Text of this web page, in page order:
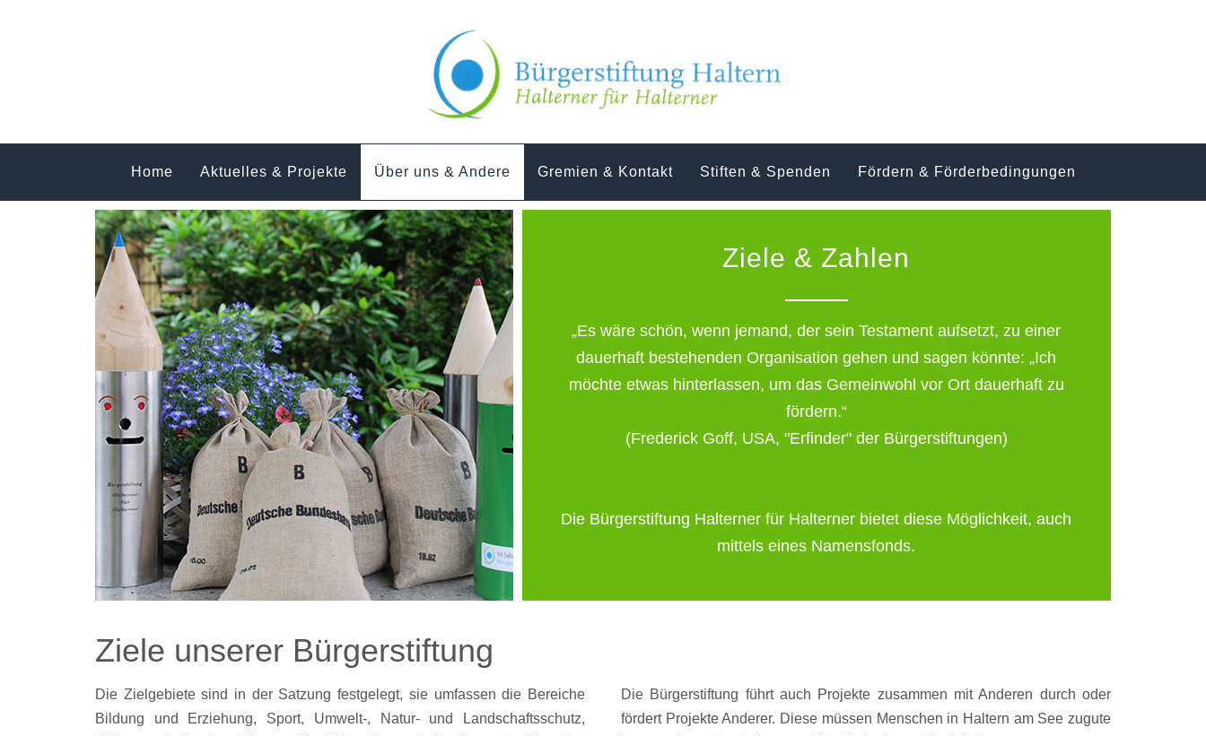
Home Aktuelles & Projekte Über uns & Andere Gremien & Kontakt Stiften & Spenden Fördern & Förderbedingungen
Ziele & Zahlen
„Es wäre schön, wenn jemand, der sein Testament aufsetzt, zu einer
dauerhaft bestehenden Organisation gehen und sagen könnte: „Ich
möchte etwas hinterlassen, um das Gemeinwohl vor Ort dauerhaft zu
fördern.“
(Frederick Goff, USA, "Erfinder" der Bürgerstiftungen)
Die Bürgerstiftung Halterner für Halterner bietet diese Möglichkeit, auch
mittels eines Namensfonds.
Ziele unserer Bürgerstiftung
Die Zielgebiete sind in der Satzung festgelegt, sie umfassen die Bereiche
Bildung und Erziehung, Sport, Umwelt-, Natur- und Landschaftsschutz,
Die Bürgerstiftung führt auch Projekte zusammen mit Anderen durch oder
fördert Projekte Anderer. Diese müssen Menschen in Haltern am See zugute